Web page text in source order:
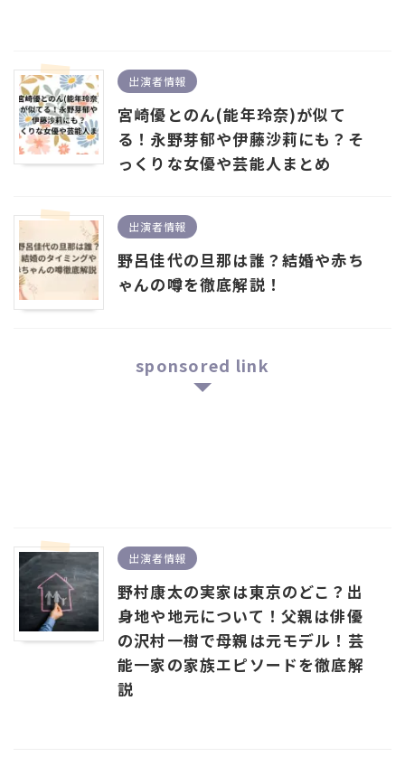
出演者情報
宮崎優とのん(能年玲奈)が似て
る！永野芽郁や伊藤沙莉にも？そ
っくりな女優や芸能人まとめ
出演者情報
野呂佳代の旦那は誰？結婚や赤ち
ゃんの噂を徹底解説！
sponsored link
出演者情報
野村康太の実家は東京のどこ？出
身地や地元について！父親は俳優
の沢村一樹で母親は元モデル！芸
能一家の家族エピソードを徹底解
説